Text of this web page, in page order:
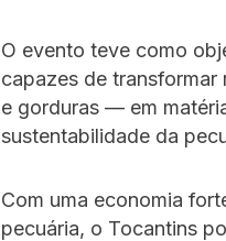
O evento teve como
capazes de
e gorduras — em
sustentabilidade da
Com uma economia
pecuária, o Tocantins